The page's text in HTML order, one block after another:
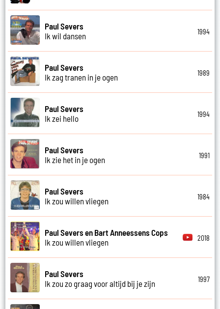
Paul Severs
Ik wil dansen
1994
Paul Severs
Ik zag tranen in je ogen
1989
Paul Severs
Ik zei hello
1994
Paul Severs
Ik zie het in je ogen
1991
Paul Severs
Ik zou willen vliegen
1984
Paul Severs en Bart Anneessens Cops
Ik zou willen vliegen
2018
Paul Severs
Ik zou zo graag voor altijd bij je zijn
1997